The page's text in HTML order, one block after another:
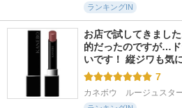
ランキングIN
お店で試してきまし
的だったのですが…
いです！ 縦ジワも気
7
カネボウ　ルージュスタ